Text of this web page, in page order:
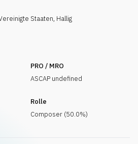
Staaten, Hallig
PRO / MRO
ASCAP undefined
Rolle
Composer (50.0%)